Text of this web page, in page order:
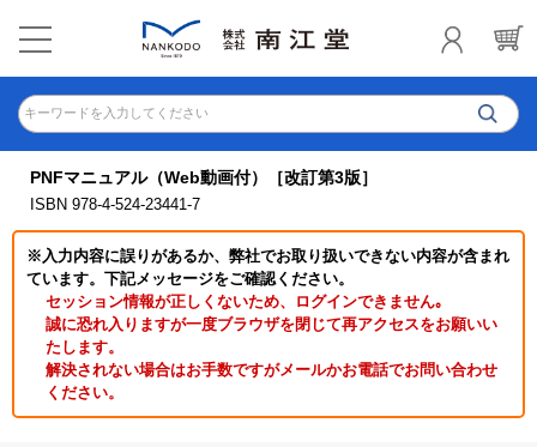
キーワードを入力してください
PNFマニュアル（Web動画付）［改訂第3版］
ISBN 978-4-524-23441-7
※入力内容に誤りがあるか、弊社でお取り扱いできない内容が含まれ
ています。下記メッセージをご確認ください。
セッション情報が正しくないため、ログインできません｡
誠に恐れ入りますが一度ブラウザを閉じて再アクセスをお願いい
たします。
解決されない場合はお手数ですがメールかお電話でお問い合わせ
ください。